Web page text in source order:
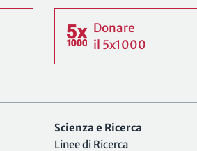
Donare
il 5x1000
Scienza e Ricerca
Linee di Ricerca